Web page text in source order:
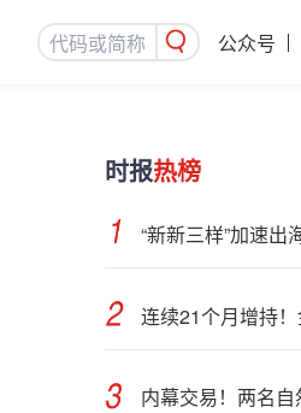
公众号
时报热榜
内幕交易！两名自